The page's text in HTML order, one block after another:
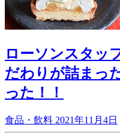
ローソンスタッ
だわりが詰まっ
った！！
食品・飲料 2021年11月4日